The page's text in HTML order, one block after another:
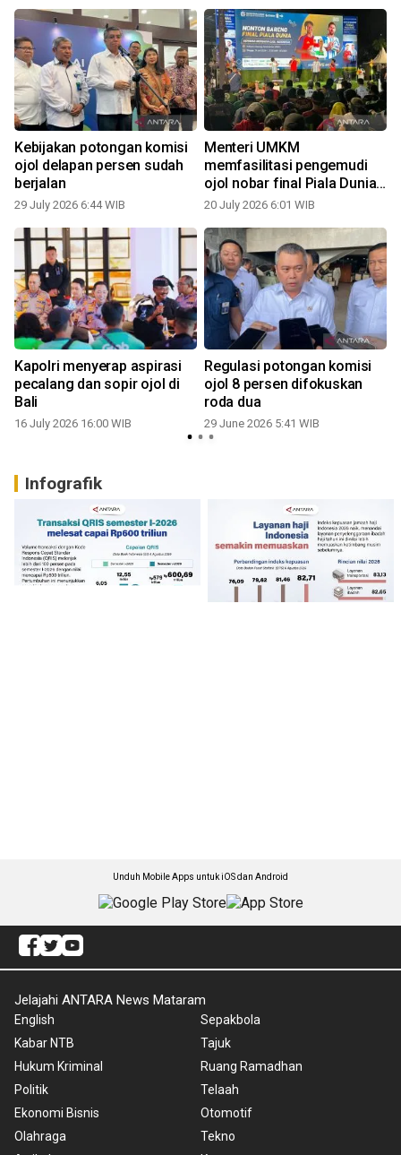
Kebijakan potongan komisi
ojol delapan persen sudah
berjalan
29 July 2026 6:44 WIB
Menteri UMKM
memfasilitasi pengemudi
ojol nobar final Piala Dunia
2026
20 July 2026 6:01 WIB
Kapolri menyerap aspirasi
pecalang dan sopir ojol di
Bali
16 July 2026 16:00 WIB
Regulasi potongan komisi
ojol 8 persen difokuskan
roda dua
29 June 2026 5:41 WIB
Infografik
Unduh Mobile Apps untuk iOS dan Android
Jelajahi ANTARA News Mataram
English
Kabar NTB
Hukum Kriminal
Politik
Ekonomi Bisnis
Olahraga
Sepakbola
Tajuk
Ruang Ramadhan
Telaah
Otomotif
Tekno